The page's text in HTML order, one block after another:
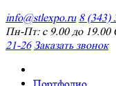
info@stlexpo.ru 8 (343)
Пн-Пт: с 9.00 до 19.00
21-26 Заказать звонок